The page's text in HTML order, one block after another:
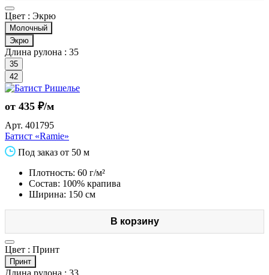
Цвет : Экрю
Молочный
Экрю
Длина рулона : 35
35
42
от 435 ₽/м
Арт. 401795
Батист «Ramie»
Под заказ от 50 м
Плотность: 60 г/м²
Состав: 100% крапива
Ширина: 150 см
В корзину
Цвет : Принт
Принт